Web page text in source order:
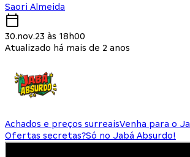
Saori Almeida
30.nov.23 às 18h00
Atualizado há mais de 2 anos
Achados e preços surreaisVenha para o
Ofertas secretas?Só no Jabá Absurdo!